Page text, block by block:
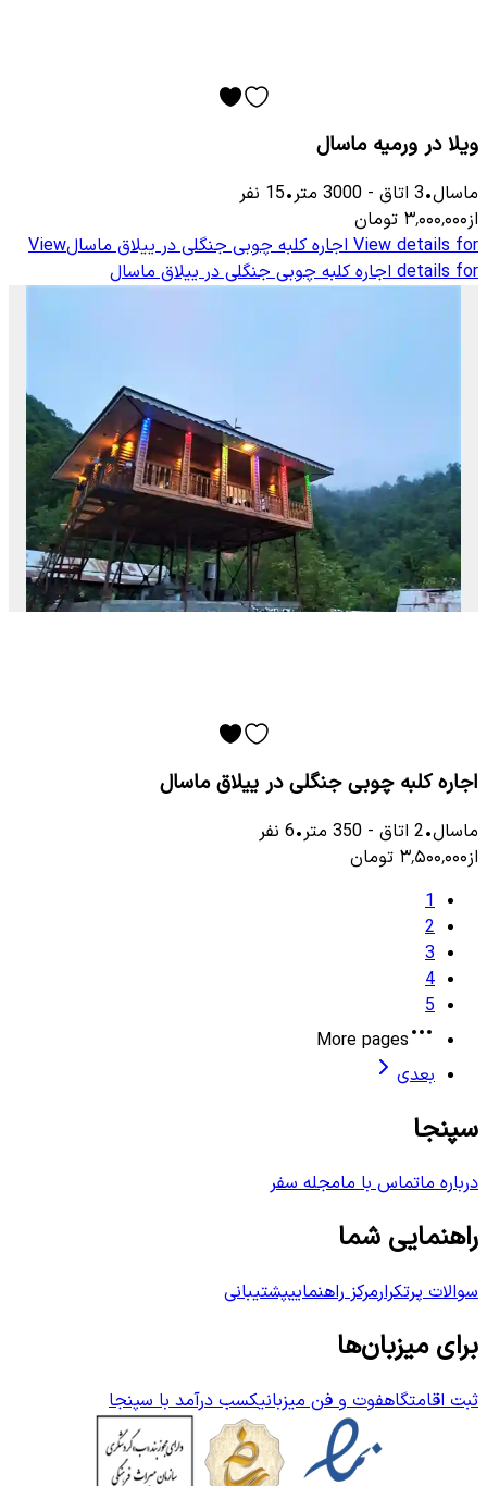
ویلا در ورمیه ماسال
ماسال•
3 اتاق -
3000 متر•
15 نفر
از۳٬۰۰۰٬۰۰۰ تومان
View details for اجاره کلبه چوبی جنگلی در ییلاق ماسالView
details for اجاره کلبه چوبی جنگلی در ییلاق ماسال
اجاره کلبه چوبی جنگلی در ییلاق ماسال
ماسال•
2 اتاق -
350 متر•
6 نفر
از۳٬۵۰۰٬۰۰۰ تومان
1
2
3
4
5
More pages
بعدی
سپنجا
درباره ماتماس با مامجله سفر
راهنمایی شما
سوالات پرتکرارمرکز راهنماییپشتیبانی
برای میزبان‌ها
ثبت اقامتگاهفوت و فن میزبانیکسب درآمد با سپنجا